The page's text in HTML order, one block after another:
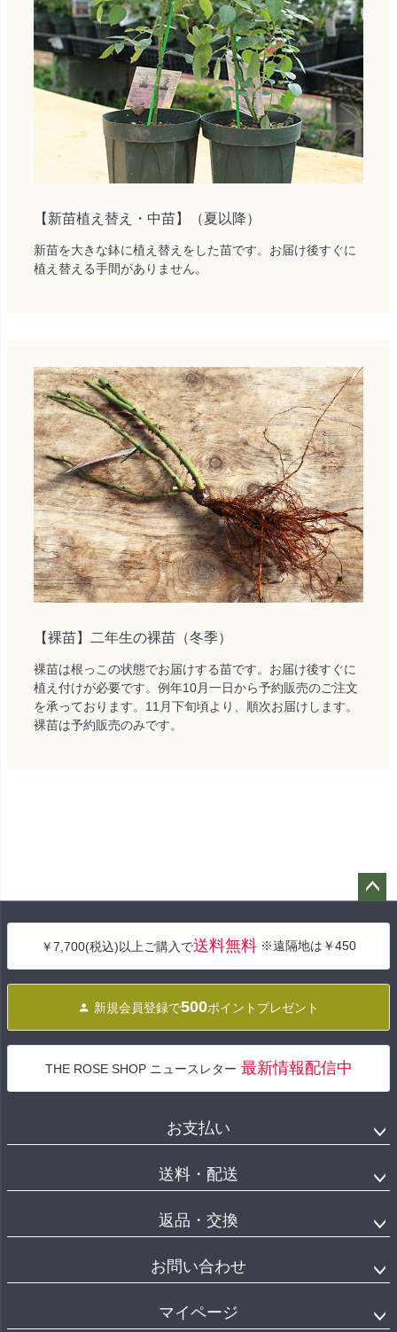
【新苗植え替え・中苗】（夏以降）
新苗を大きな鉢に植え替えをした苗です。お届け後すぐに
植え替える手間がありません。
【裸苗】二年生の裸苗（冬季）
裸苗は根っこの状態でお届けする苗です。お届け後すぐに
植え付けが必要です。例年10月一日から予約販売のご注文
を承っております。11月下旬頃より、順次お届けします。
裸苗は予約販売のみです。
へ
￥7,700(税込)以上ご購入で送料無料 ※遠隔地は￥450
新規会員登録で500ポイントプレゼント
THE ROSE SHOP ニュースレター 最新情報配信中
お支払い
送料・配送
返品・交換
お問い合わせ
マイページ